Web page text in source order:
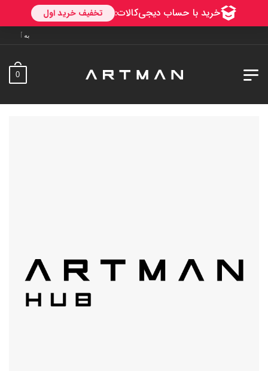
به آرتمن خوش آمدید.
0